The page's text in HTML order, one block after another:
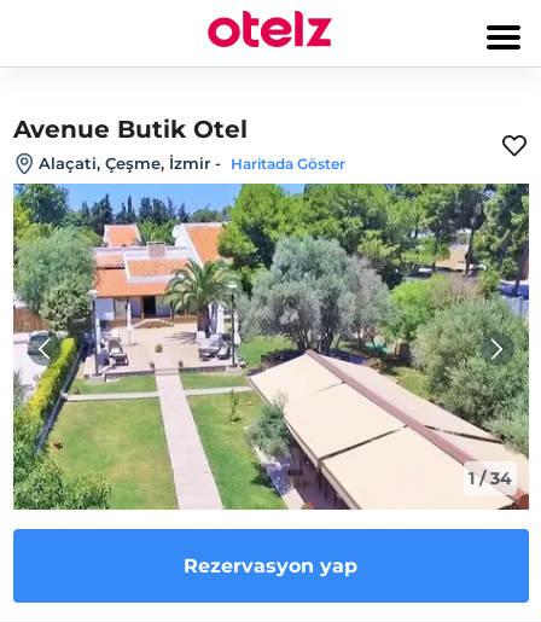
Avenue Butik Otel
Alaçati, Çeşme, İzmir - Haritada Göster
1/34
Rezervasyon yap